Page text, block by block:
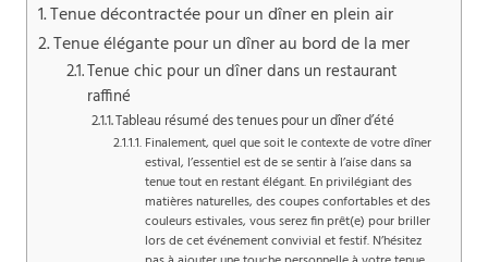
Tenue décontractée pour un dîner en plein air
Tenue élégante pour un dîner au bord de la mer
Tenue chic pour un dîner dans un restaurant
raffiné
Tableau résumé des tenues pour un dîner d’été
Finalement, quel que soit le contexte de votre dîner
estival, l’essentiel est de se sentir à l’aise dans sa
tenue tout en restant élégant. En privilégiant des
matières naturelles, des coupes confortables et des
couleurs estivales, vous serez fin prêt(e) pour briller
lors de cet événement convivial et festif. N’hésitez